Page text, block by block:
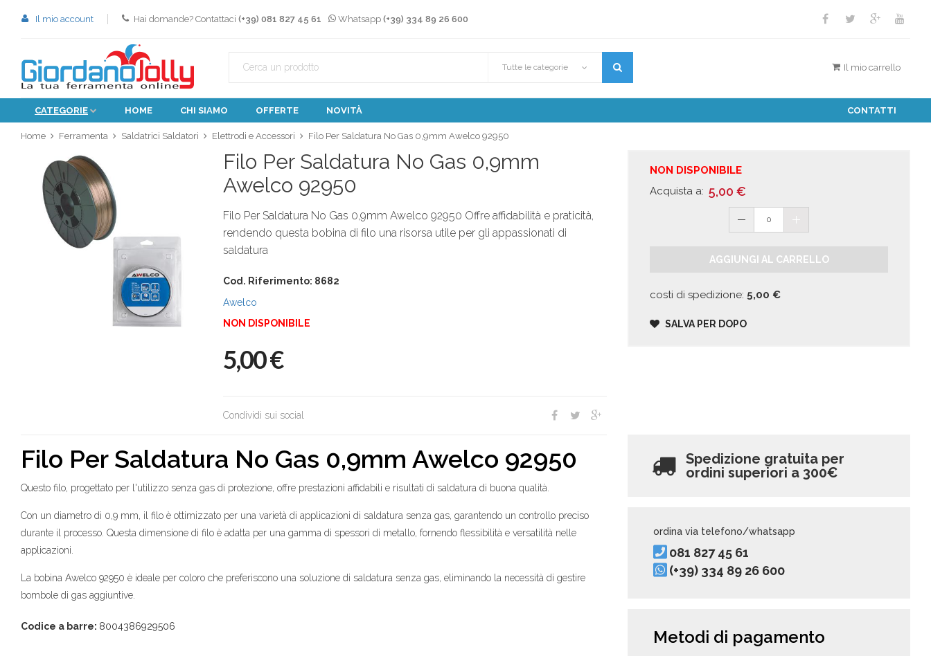
Il mio account Hai domande? Contattaci (+39) 081 827 45 61 Whatsapp (+39) 334 89 26 600
Tutte le categorie Il mio carrello
CATEGORIE HOME CHI SIAMO OFFERTE NOVITÀ CONTATTI
Home Ferramenta Saldatrici Saldatori Elettrodi e Accessori Filo Per Saldatura No Gas 0,9mm Awelco 92950
Filo Per Saldatura No Gas 0,9mm
Awelco 92950
Filo Per Saldatura No Gas 0,9mm Awelco 92950 Offre affidabilità e praticità,
rendendo questa bobina di filo una risorsa utile per gli appassionati di
saldatura
Cod. Riferimento: 8682
Awelco
NON DISPONIBILE
5,00€
Condividi sui social
NON DISPONIBILE
Acquista a: 5,00 €
0
AGGIUNGI AL CARRELLO
costi di spedizione: 5,00 €
SALVA PER DOPO
Filo Per Saldatura No Gas 0,9mm Awelco 92950
Questo filo, progettato per l'utilizzo senza gas di protezione, offre prestazioni affidabili e risultati di saldatura di buona qualità.
Con un diametro di 0,9 mm, il filo è ottimizzato per una varietà di applicazioni di saldatura senza gas, garantendo un controllo preciso
durante il processo. Questa dimensione di filo è adatta per una gamma di spessori di metallo, fornendo flessibilità e versatilità nelle
applicazioni.
La bobina Awelco 92950 è ideale per coloro che preferiscono una soluzione di saldatura senza gas, eliminando la necessità di gestire
bombole di gas aggiuntive.
Codice a barre: 8004386929506
Spedizione gratuita per
ordini superiori a 300€
ordina via telefono/whatsapp
081 827 45 61
(+39) 334 89 26 600
Metodi di pagamento